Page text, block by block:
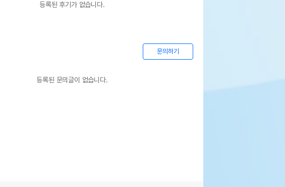
등록된 후기가 없습니다.
문의하기
등록된 문의글이 없습니다.